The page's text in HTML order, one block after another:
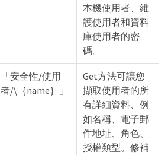
本機使用者、維
護使用者和資料
庫使用者的密
碼。
「安全性/使用
者/\｛name｝」
Get方法可讓您
擷取使用者的所
有詳細資料、例
如名稱、電子郵
件地址、角色、
授權類型。修補